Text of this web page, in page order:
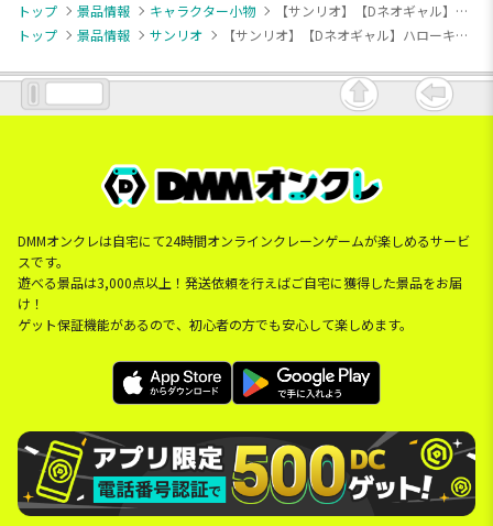
トップ 景品情報 キャラクター小物
【サンリオ】【Dネオギャル】ハローキティ マスコット ×〇×〇ギャル
トップ
景品情報 サンリオ 【サンリオ】【Dネオギャル】ハローキティ マスコット ×〇×〇ギャル
DMMオンクレは自宅にて24時間オンラインクレーンゲームが楽しめるサービ
スです。
遊べる景品は3,000点以上！発送依頼を行えばご自宅に獲得した景品をお届
け！
ゲット保証機能があるので、初心者の方でも安心して楽しめます。